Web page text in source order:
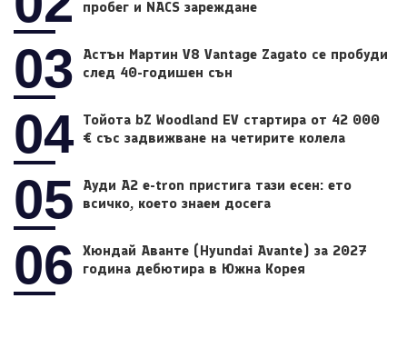
пробег и NACS зареждане
03
Астън Мартин V8 Vantage Zagato се пробуди
след 40-годишен сън
04 Тойота bZ Woodland EV стартира от 42 000
€ със задвижване на четирите колела
05
Ауди A2 e-tron пристига тази есен: ето
всичко, което знаем досега
06
Хюндай Аванте (Hyundai Avante) за 2027
година дебютира в Южна Корея